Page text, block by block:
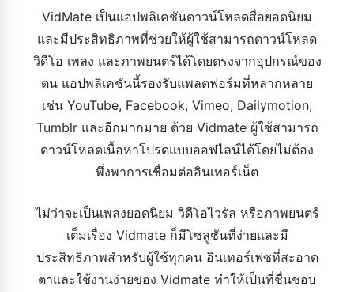
VidMate เป็นแอปพลิเคชันดาวน์โหลดสื่อยอดนิยม
และมีประสิทธิภาพที่ช่วยให้ผู้ใช้สามารถดาวน์โหลด
วิดีโอ เพลง และภาพยนตร์ได้โดยตรงจากอุปกรณ์ของ
ตน แอปพลิเคชันนี้รองรับแพลตฟอร์มที่หลากหลาย
เช่น YouTube, Facebook, Vimeo, Dailymotion,
Tumblr และอีกมากมาย ด้วย Vidmate ผู้ใช้สามารถ
ดาวน์โหลดเนื้อหาโปรดแบบออฟไลน์ได้โดยไม่ต้อง
พึ่งพาการเชื่อมต่ออินเทอร์เน็ต
ไม่ว่าจะเป็นเพลงยอดนิยม วิดีโอไวรัล หรือภาพยนตร์
เต็มเรื่อง Vidmate ก็มีโซลูชันที่ง่ายและมี
ประสิทธิภาพสำหรับผู้ใช้ทุกคน อินเทอร์เฟซที่สะอาด
ตาและใช้งานง่ายของ Vidmate ทำให้เป็นที่ชื่นชอบ